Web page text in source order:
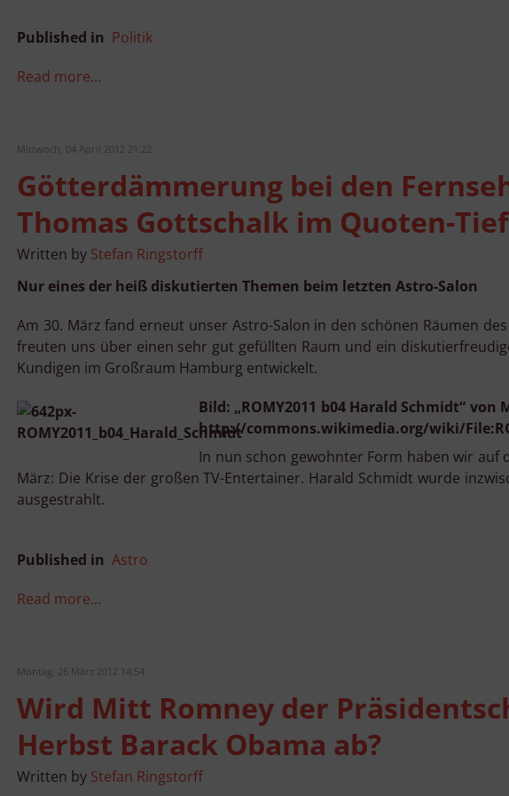
Published in Politik
Read more...
Mittwoch, 04 April 2012 21:22
Götterdämmerung bei den
Thomas Gottschalk im Quoten-Tief
Written by Stefan Ringstorff
Nur eines der heiß diskutierten Themen beim letzten Astro-Salon
Am 30. März fand erneut unser Astro-Salon in den schönen Räumen
freuten uns über einen sehr gut gefüllten Raum und ein
Kundigen im Großraum Hamburg entwickelt.
Bild: „ROMY2011 b04 Harald Schmidt“
http://commons.wikimedia.org/wiki/
In nun schon gewohnter Form haben wir auf
März: Die Krise der großen TV-Entertainer. Harald Schmidt wurde
ausgestrahlt.
Published in Astro
Read more...
Montag, 26 März 2012 14:54
Wird Mitt Romney der
Herbst Barack Obama ab?
Written by Stefan Ringstorff